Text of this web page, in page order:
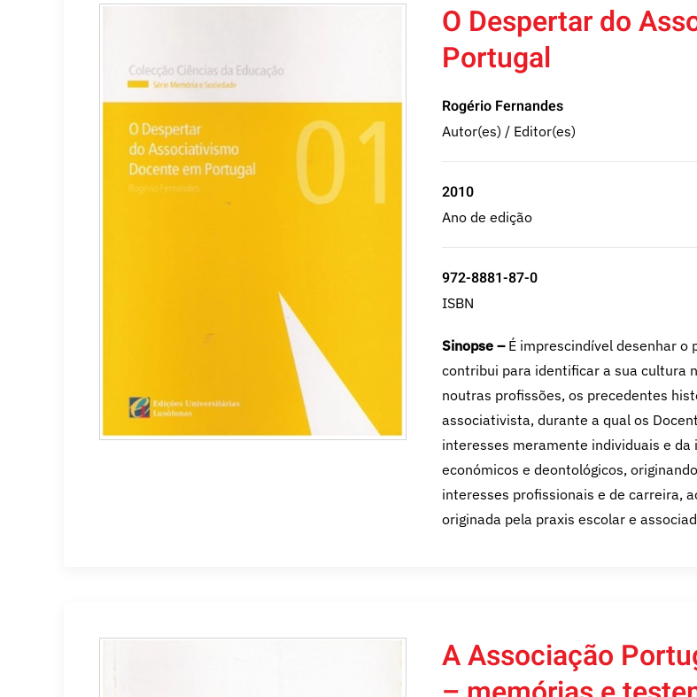
O Despertar do
Portugal
Rogério Fernandes
Autor(es) / Editor(es)
2010
Ano de edição
972-8881-87-0
ISBN
Sinopse –É imprescindível desenhar o
contribui para identificar a sua cultura
noutras profissões, os precedentes
associativista, durante a qual os
interesses meramente individuais e
económicos e deontológicos,
interesses profissionais e de carreira,
originada pela praxis escolar e
A Associação